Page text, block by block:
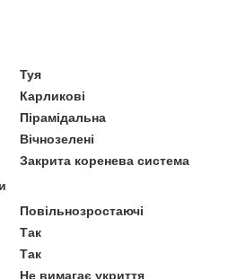
Туя
Карликові
Пірамідальна
Вічнозелені
Закрита коренева система
Повільнозростаючі
Так
Так
Не вимагає укриття